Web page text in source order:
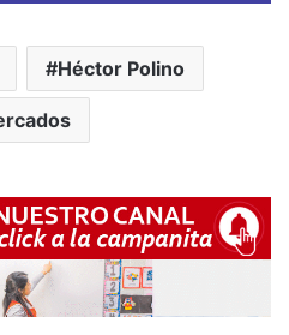
Héctor Polino